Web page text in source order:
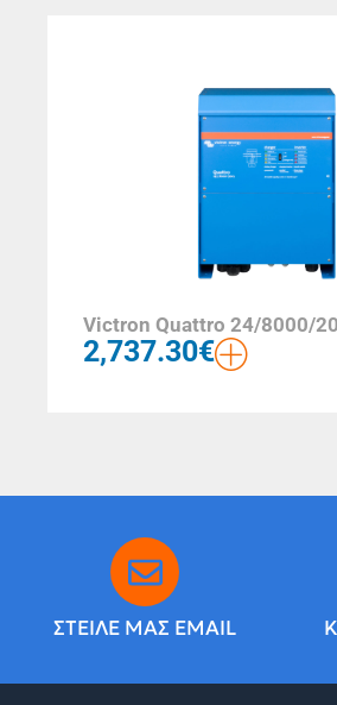
Victron Quattro 24/8000/
2,737.30€
ΣΤΕΙΛΕ ΜΑΣ EMAIL